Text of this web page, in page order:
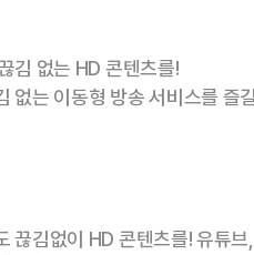
김 없는 HD 콘텐츠를!
없는 이동형 방송 서비스를 즐
끊김없이 HD 콘텐츠를! 유튜